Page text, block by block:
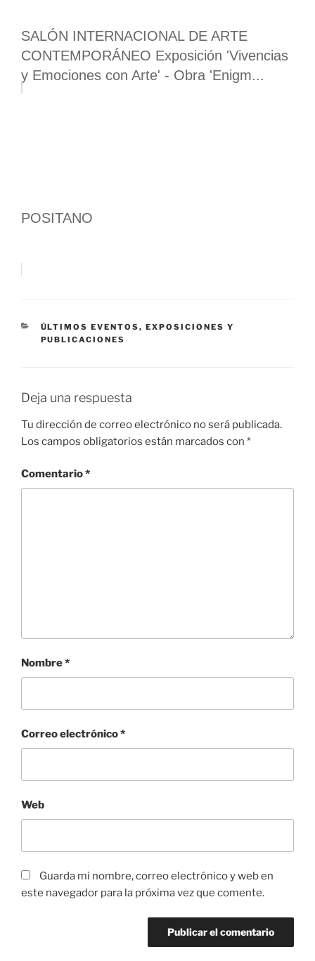
SALÓN INTERNACIONAL DE ARTE
CONTEMPORÁNEO Exposición 'Vivencias
y Emociones con Arte' - Obra 'Enigm...
POSITANO
CATEGORÍAS
ÚLTIMOS EVENTOS, EXPOSICIONES Y
PUBLICACIONES
Deja una respuesta
Tu dirección de correo electrónico no será publicada.
Los campos obligatorios están marcados con *
Comentario*
Nombre*
Correo electrónico*
Web
Guarda mi nombre, correo electrónico y web en
este navegador para la próxima vez que comente.